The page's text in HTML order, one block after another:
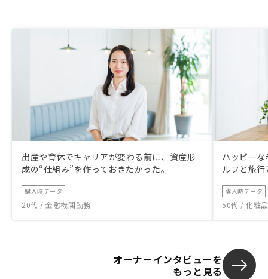
出産や育休でキャリアが変わる前に、資産形
成の“仕組み”を作っておきたかった。
購入時データ
20代 / 金融機関勤務
ハッピー
ルフと旅
購入時データ
50代 / 化粧
オーナーインタビューを
もっと見る